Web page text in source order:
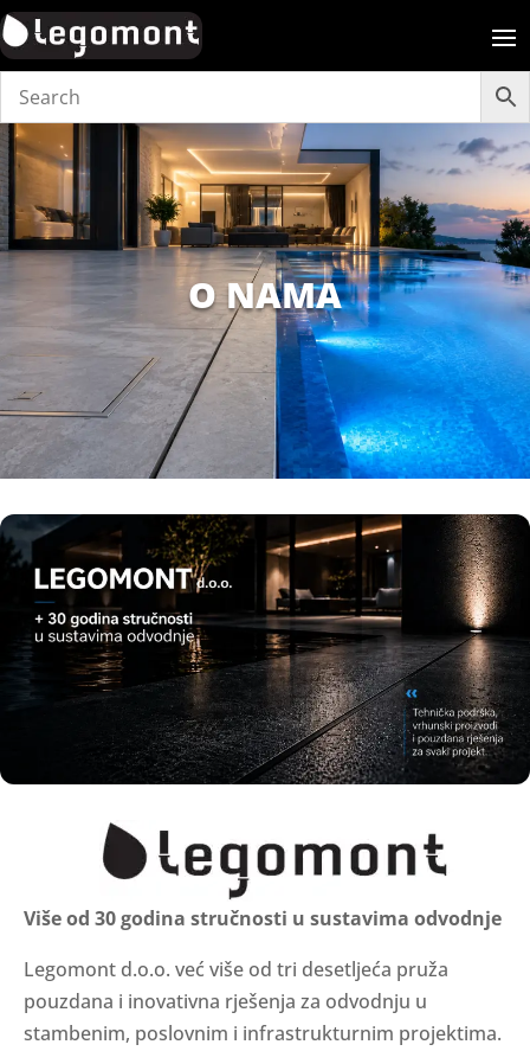
O NAMA
Više od 30 godina stručnosti u sustavima odvodnje
Legomont d.o.o. već više od tri desetljeća pruža
pouzdana i inovativna rješenja za odvodnju u
stambenim, poslovnim i infrastrukturnim projektima.